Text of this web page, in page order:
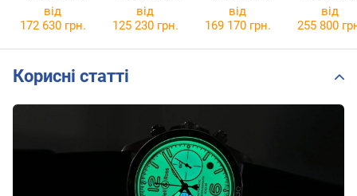
2790-ST-52051
2781-STP-
60051
2790-STC-
50051
7741-ST1-
20021
від
172 630 грн.
від
125 230 грн.
від
169 170 грн.
від
255 800
Корисні статті